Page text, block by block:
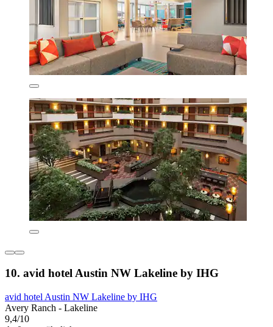
10. avid hotel Austin NW Lakeline by IHG
avid hotel Austin NW Lakeline by IHG
Avery Ranch - Lakeline
9,4/10